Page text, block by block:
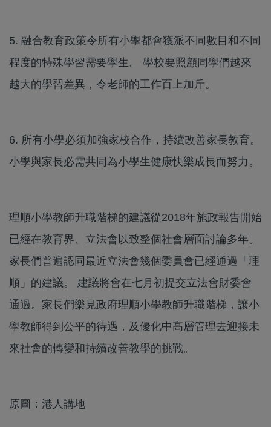
5. 融合教育政策令所有小學都會獲派不同數目和不同
程度的特殊學習需要學生。 學校要照顧同學們越來
越大的學習差異，令老師的工作百上加斤。
6. 所有小學必須加強家校合作，持續改善家長教育。
小學與家長必需共同為小學生健康快樂成長而努力。
理順小學教師升職階梯的建議從2018年施政報告開始
已經在教育界、立法會以致整個社會層面討論多年。
家長們普遍認同最近立法會幾個委員會已經通過「理
順」的建議。 建議將會在七月初提交立法會財委會
通過。家長們樂見政府理順小學教師升職階梯，讓小
學教師得到公平的待遇，及優化中高層管理去迎接未
來社會的轉變和持續改善教學的挑戰。
原圖：港人講地